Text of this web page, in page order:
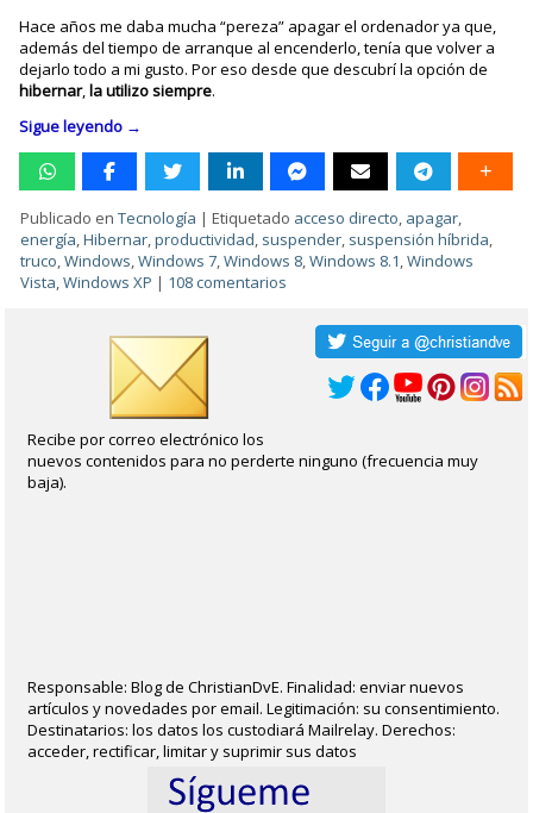
Hace años me daba mucha “pereza” apagar el ordenador ya que,
además del tiempo de arranque al encenderlo, tenía que volver a
dejarlo todo a mi gusto. Por eso desde que descubrí la opción de
hibernar,la utilizo siempre.
Sigue leyendo →
Publicado en Tecnología |Etiquetado acceso directo, apagar,
energía,Hibernar,productividad, suspender, suspensión híbrida,
truco,Windows,Windows 7,Windows 8,Windows 8.1,Windows
Vista,Windows XP | 108 comentarios
Recibe por correo electrónico los
nuevos contenidos para no perderte ninguno (frecuencia muy
baja).
Responsable: Blog de ChristianDvE. Finalidad: enviar nuevos
artículos y novedades por email. Legitimación: su consentimiento.
Destinatarios: los datos los custodiará Mailrelay. Derechos:
acceder, rectificar, limitar y suprimir sus datos